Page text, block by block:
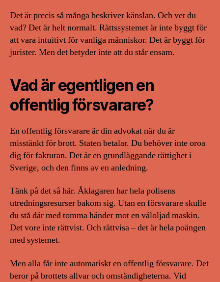
Det är precis så många beskriver känslan. Och vet du
vad? Det är helt normalt. Rättssystemet är inte byggt för
att vara intuitivt för vanliga människor. Det är byggt för
jurister. Men det betyder inte att du står ensam.
Vad är egentligen en
offentlig försvarare?
En offentlig försvarare är din advokat när du är
misstänkt för brott. Staten betalar. Du behöver inte oroa
dig för fakturan. Det är en grundläggande rättighet i
Sverige, och den finns av en anledning.
Tänk på det så här. Åklagaren har hela polisens
utredningsresurser bakom sig. Utan en försvarare skulle
du stå där med tomma händer mot en väloljad maskin.
Det vore inte rättvist. Och rättvisa – det är hela poängen
med systemet.
Men alla får inte automatiskt en offentlig försvarare. Det
beror på brottets allvar och omständigheterna. Vid